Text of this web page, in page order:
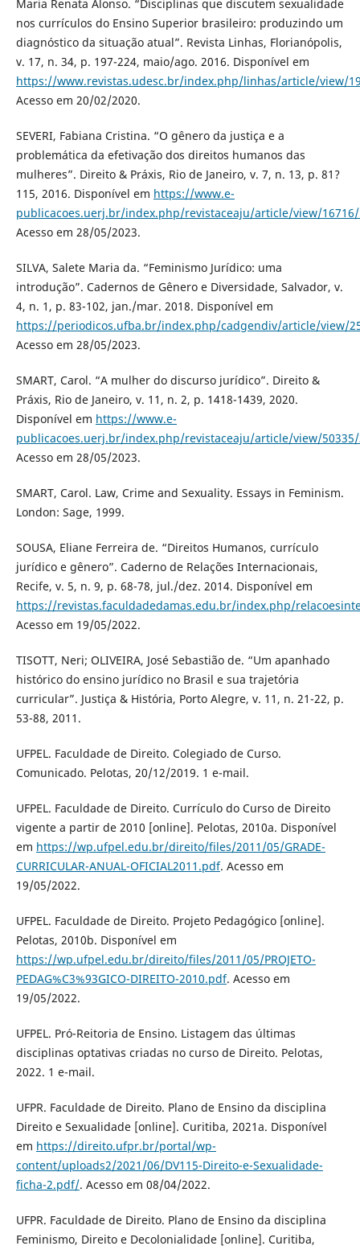
Maria Renata Alonso. “Disciplinas que discutem sexualidade
nos currículos do Ensino Superior brasileiro: produzindo um
diagnóstico da situação atual”. Revista Linhas, Florianópolis,
v. 17, n. 34, p. 197-224, maio/ago. 2016. Disponível em
https://www.revistas.udesc.br/index.php/linhas/article/view/
Acesso em 20/02/2020.
SEVERI, Fabiana Cristina. “O gênero da justiça e a
problemática da efetivação dos direitos humanos das
mulheres”. Direito & Práxis, Rio de Janeiro, v. 7, n. 13, p. 81?
115, 2016. Disponível em https://www.e-
publicacoes.uerj.br/index.php/revistaceaju/article/view/16716/
Acesso em 28/05/2023.
SILVA, Salete Maria da. “Feminismo Jurídico: uma
introdução”. Cadernos de Gênero e Diversidade, Salvador, v.
4, n. 1, p. 83-102, jan./mar. 2018. Disponível em
https://periodicos.ufba.br/index.php/cadgendiv/article/view/
Acesso em 28/05/2023.
SMART, Carol. “A mulher do discurso jurídico”. Direito &
Práxis, Rio de Janeiro, v. 11, n. 2, p. 1418-1439, 2020.
Disponível em https://www.e-
publicacoes.uerj.br/index.php/revistaceaju/article/view/50335/
Acesso em 28/05/2023.
SMART, Carol. Law, Crime and Sexuality. Essays in Feminism.
London: Sage, 1999.
SOUSA, Eliane Ferreira de. “Direitos Humanos, currículo
jurídico e gênero”. Caderno de Relações Internacionais,
Recife, v. 5, n. 9, p. 68-78, jul./dez. 2014. Disponível em
https://revistas.faculdadedamas.edu.br/index.php/
Acesso em 19/05/2022.
TISOTT, Neri; OLIVEIRA, José Sebastião de. “Um apanhado
histórico do ensino jurídico no Brasil e sua trajetória
curricular”. Justiça & História, Porto Alegre, v. 11, n. 21-22, p.
53-88, 2011.
UFPEL. Faculdade de Direito. Colegiado de Curso.
Comunicado. Pelotas, 20/12/2019. 1 e-mail.
UFPEL. Faculdade de Direito. Currículo do Curso de Direito
vigente a partir de 2010 [online]. Pelotas, 2010a. Disponível
em https://wp.ufpel.edu.br/direito/files/2011/05/GRADE-
CURRICULAR-ANUAL-OFICIAL2011.pdf. Acesso em
19/05/2022.
UFPEL. Faculdade de Direito. Projeto Pedagógico [online].
Pelotas, 2010b. Disponível em
https://wp.ufpel.edu.br/direito/files/2011/05/PROJETO-
PEDAG%C3%93GICO-DIREITO-2010.pdf. Acesso em
19/05/2022.
UFPEL. Pró-Reitoria de Ensino. Listagem das últimas
disciplinas optativas criadas no curso de Direito. Pelotas,
2022. 1 e-mail.
UFPR. Faculdade de Direito. Plano de Ensino da disciplina
Direito e Sexualidade [online]. Curitiba, 2021a. Disponível
em https://direito.ufpr.br/portal/wp-
content/uploads2/2021/06/DV115-Direito-e-Sexualidade-
ficha-2.pdf/. Acesso em 08/04/2022.
UFPR. Faculdade de Direito. Plano de Ensino da disciplina
Feminismo, Direito e Decolonialidade [online]. Curitiba,